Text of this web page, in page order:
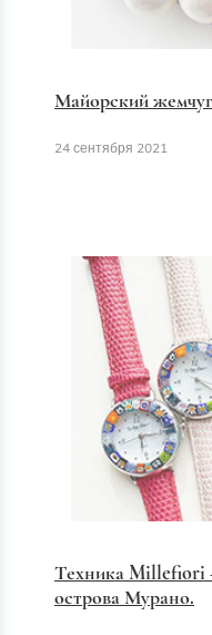
Майорский жемчуг
24 сентября 2021
Техника Millefiori
острова Мурано.